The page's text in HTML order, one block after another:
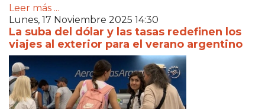
Leer más ...
Lunes, 17 Noviembre 2025 14:30
La suba del dólar y las tasas redefinen los
viajes al exterior para el verano argentino